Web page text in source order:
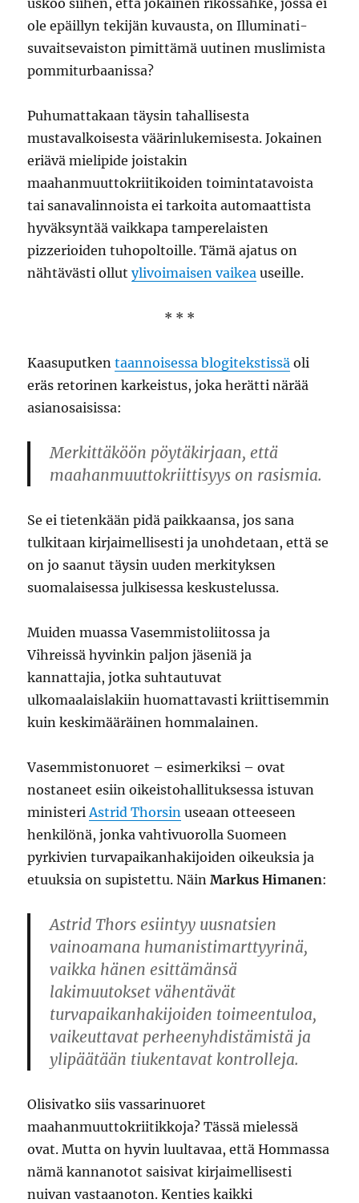
uskoo siihen, että jokainen rikossähke, jossa ei
ole epäillyn tekijän kuvausta, on Illuminati-
suvaitsevaiston pimittämä uutinen muslimista
pommiturbaanissa?
Puhumattakaan täysin tahallisesta
mustavalkoisesta väärinlukemisesta. Jokainen
eriävä mielipide joistakin
maahanmuuttokriitikoiden toimintatavoista
tai sanavalinnoista ei tarkoita automaattista
hyväksyntää vaikkapa tamperelaisten
pizzerioiden tuhopoltoille. Tämä ajatus on
nähtävästi ollutylivoimaisen vaikea useille.
* * *
Kaasuputkentaannoisessa blogitekstissä oli
eräs retorinen karkeistus, joka herätti närää
asianosaisissa:
Merkittäköön pöytäkirjaan, että
maahanmuuttokriittisyys on rasismia.
Se ei tietenkään pidä paikkaansa, jos sana
tulkitaan kirjaimellisesti ja unohdetaan, että se
on jo saanut täysin uuden merkityksen
suomalaisessa julkisessa keskustelussa.
Muiden muassa Vasemmistoliitossa ja
Vihreissä hyvinkin paljon jäseniä ja
kannattajia, jotka suhtautuvat
ulkomaalaislakiin huomattavasti kriittisemmin
kuin keskimääräinen hommalainen.
Vasemmistonuoret – esimerkiksi – ovat
nostaneet esiin oikeistohallituksessa istuvan
ministeriAstrid Thorsin useaan otteeseen
henkilönä, jonka vahtivuorolla Suomeen
pyrkivien turvapaikanhakijoiden oikeuksia ja
etuuksia on supistettu. NäinMarkus Himanen:
Astrid Thors esiintyy uusnatsien
vainoamana humanistimarttyyrinä,
vaikka hänen esittämänsä
lakimuutokset vähentävät
turvapaikanhakijoiden toimeentuloa,
vaikeuttavat perheenyhdistämistä ja
ylipäätään tiukentavat kontrolleja.
Olisivatko siis vassarinuoret
maahanmuuttokriitikkoja? Tässä mielessä
ovat. Mutta on hyvin luultavaa, että Hommassa
nämä kannanotot saisivat kirjaimellisesti
nuivan vastaanoton. Kenties kaikki